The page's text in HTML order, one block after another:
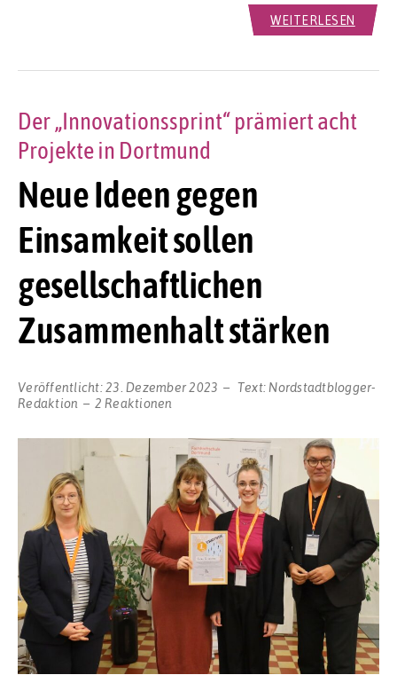
WEITERLESEN
Neue Ideen gegen
Einsamkeit sollen
gesellschaftlichen
Zusammenhalt stärken
Der „Innovationssprint“ prämiert acht
Projekte in Dortmund
Veröffentlicht:23. Dezember 2023 Text: Nordstadtblogger-
Redaktion
2 Reaktionen